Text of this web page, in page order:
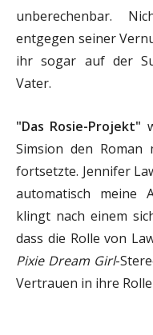
unberechenbar.
entgegen seiner
ihr sogar auf der
Vater.
"Das Rosie-Projekt"
Simsion den Roman
fortsetzte. Jennifer
automatisch meine
klingt nach einem
dass die Rolle von
Pixie Dream Girl-
Vertrauen in ihre